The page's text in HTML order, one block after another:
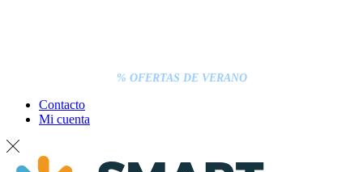
% OFERTAS DE VERANO
Contacto
Mi cuenta